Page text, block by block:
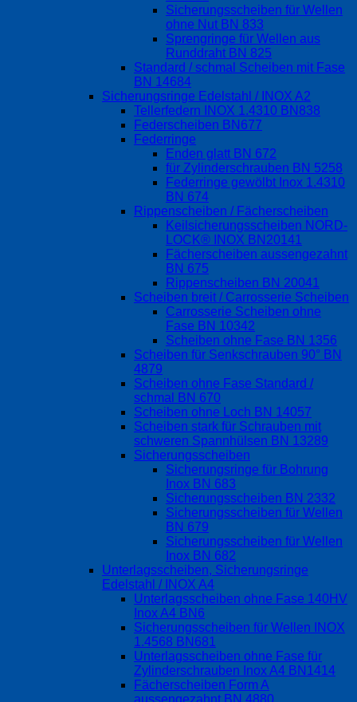
Sicherungsscheiben für Wellen
ohne Nut BN 833
Sprengringe für Wellen aus
Runddraht BN 825
Standard / schmal Scheiben mit Fase
BN 14684
Sicherungsringe Edelstahl / INOX A2
Tellerfedern INOX 1.4310 BN838
Federscheiben BN677
Federringe
Enden glatt BN 672
für Zylinderschrauben BN 5258
Federringe gewölbt Inox 1.4310
BN 674
Rippenscheiben / Fächerscheiben
Keilsicherungsscheiben NORD-
LOCK® INOX BN20141
Fächerscheiben aussengezahnt
BN 675
Rippenscheiben BN 20041
Scheiben breit / Carrosserie Scheiben
Carrosserie Scheiben ohne
Fase BN 10342
Scheiben ohne Fase BN 1356
Scheiben für Senkschrauben 90° BN
4879
Scheiben ohne Fase Standard /
schmal BN 670
Scheiben ohne Loch BN 14057
Scheiben stark für Schrauben mit
schweren Spannhülsen BN 13289
Sicherungsscheiben
Sicherungsringe für Bohrung
Inox BN 683
Sicherungsscheiben BN 2332
Sicherungsscheiben für Wellen
BN 679
Sicherungsscheiben für Wellen
Inox BN 682
Unterlagsscheiben, Sicherungsringe
Edelstahl / INOX A4
Unterlagsscheiben ohne Fase 140HV
Inox A4 BN6
Sicherungsscheiben für Wellen INOX
1.4568 BN681
Unterlagsscheiben ohne Fase für
Zylinderschrauben Inox A4 BN1414
Fächerscheiben Form A
aussengezahnt BN 4880